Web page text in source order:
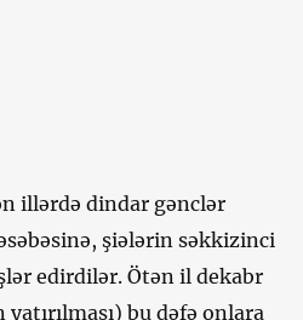
illərdə dindar gənclər
şiələrin səkkizinci
edirdilər. Ötən il dekabr
bu dəfə onlara